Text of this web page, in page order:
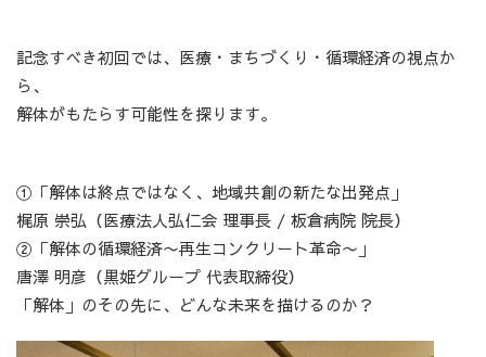
記念すべき初回では、医療・まちづくり・循環経済の視点か
ら、
解体がもたらす可能性を探ります。
①「解体は終点ではなく、地域共創の新たな出発点」
梶原 崇弘（医療法人弘仁会 理事長 / 板倉病院 院長）
②「解体の循環経済〜再生コンクリート革命〜」
唐澤 明彦（黒姫グループ 代表取締役）
「解体」のその先に、どんな未来を描けるのか？